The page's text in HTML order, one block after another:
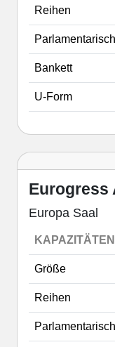
Reihen
Parlamentarisch
Bankett
U-Form
Eurogress
Europa Saal
KAPAZITÄTEN
Größe
Reihen
Parlamentarisch